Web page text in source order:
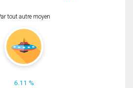
tout autre moyen
6.11 %